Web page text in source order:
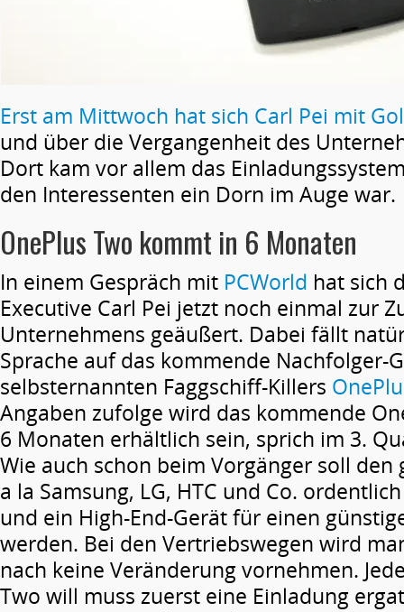
Erst am Mittwoch hat sich Carl Pei mit
und über die Vergangenheit des
Dort kam vor allem das
den Interessenten ein Dorn im Auge war.
OnePlus Two kommt in 6 Monaten
In einem Gespräch mit PCWorld hat sich
Executive Carl Pei jetzt noch einmal zur
Unternehmens geäußert. Dabei fällt
Sprache auf das kommende Nachfolger-
selbsternannten Faggschiff-Killers
Angaben zufolge wird das kommende
6 Monaten erhältlich sein, sprich im 3.
Wie auch schon beim Vorgänger soll
a la Samsung, LG, HTC und Co.
und ein High-End-Gerät für einen
werden. Bei den Vertriebswegen wird
nach keine Veränderung vornehmen.
Two will muss zuerst eine Einladung